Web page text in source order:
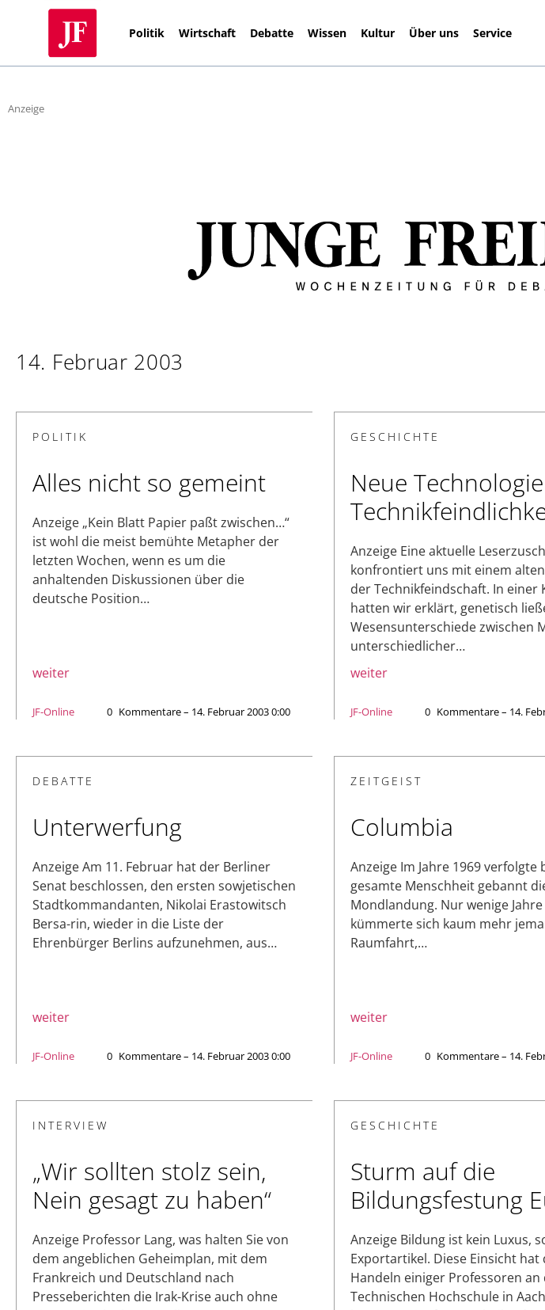
Politik Wirtschaft Debatte Wissen Kultur Über uns Service
Anzeige
14. Februar 2003
POLITIK
Alles nicht so gemeint
Anzeige „Kein Blatt Papier paßt zwischen…“
ist wohl die meist bemühte Metapher der
letzten Wochen, wenn es um die
anhaltenden Diskussionen über die
deutsche Position…
weiter
JF-Online 0 Kommentare – 14. Februar 2003 0:00
GESCHICHTE
Neue
Anzeige Eine aktuelle
konfrontiert uns mit einem
der Technikfeindschaft. In einer
hatten wir erklärt, genetisch
Wesensunterschiede zwischen
unterschiedlicher…
weiter
JF-Online 0 Kommentare – 14.
DEBATTE
Unterwerfung
Anzeige Am 11. Februar hat der Berliner
Senat beschlossen, den ersten sowjetischen
Stadtkommandanten, Nikolai Erastowitsch
Bersa-rin, wieder in die Liste der
Ehrenbürger Berlins aufzunehmen, aus…
weiter
JF-Online 0 Kommentare – 14. Februar 2003 0:00
ZEITGEIST
Columbia
Anzeige Im Jahre 1969 verfolgte
gesamte Menschheit gebannt
Mondlandung. Nur wenige
kümmerte sich kaum mehr
Raumfahrt,…
weiter
JF-Online 0 Kommentare – 14.
INTERVIEW
„Wir sollten stolz sein,
Nein gesagt zu haben“
Anzeige Professor Lang, was halten Sie von
dem angeblichen Geheimplan, mit dem
Frankreich und Deutschland nach
Presseberichten die Irak-Krise auch ohne
GESCHICHTE
Sturm auf die
Bildungsfestung
Anzeige Bildung ist kein Luxus,
Exportartikel. Diese Einsicht hat
Handeln einiger Professoren an
Technischen Hochschule in